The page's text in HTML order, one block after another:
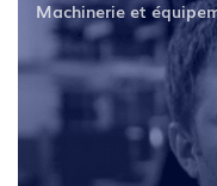
Machinerie et